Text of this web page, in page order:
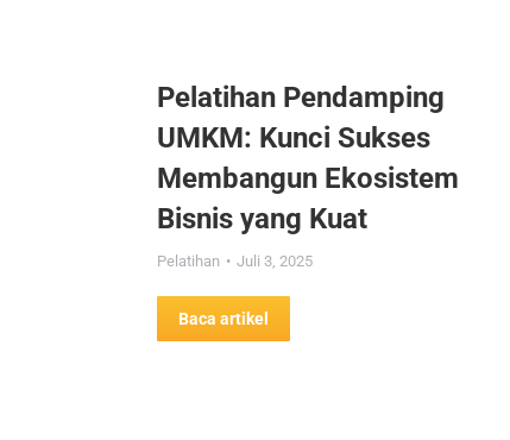
Pelatihan Pendamping
UMKM: Kunci Sukses
Membangun Ekosistem
Bisnis yang Kuat
Pelatihan Juli 3, 2025
Baca artikel